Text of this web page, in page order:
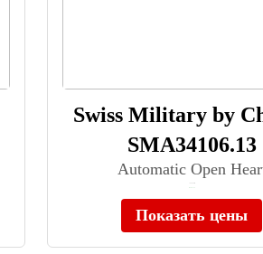
Swiss Military by
SMA34106.13
Automatic Open
Показать цены